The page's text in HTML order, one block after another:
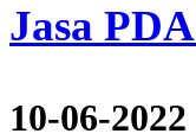
Jasa
10-06-2022